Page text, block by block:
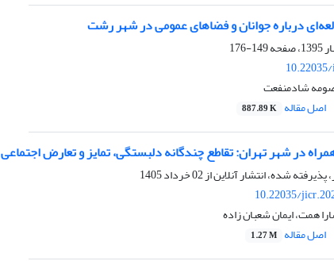
درباره جوانان و فضاهای عمومی‌‌ در شهر رشت
149-176
شادمنفعت
اصل مقاله 887.89 K
در شهر تهران: تقاطع چندگانه دلبستگی، تمایز و تعارض اجتماعی
پذیرفته شده، انتشار آنلاین از02 خرداد 1405
10.22035/
همت، ایمان شعبان زاده
اصل مقاله 1.27 M